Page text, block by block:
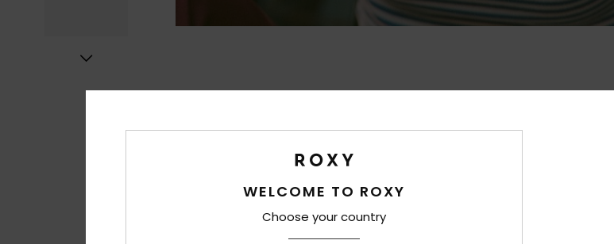
WELCOME TO ROXY
Choose your country